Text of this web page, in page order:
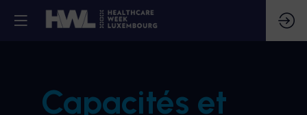
Capacités et